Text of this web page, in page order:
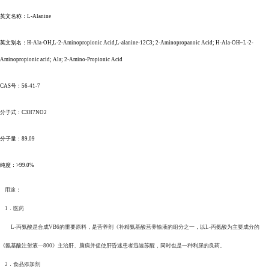
英文名称：L-Alanine
英文别名：H-Ala-OH,L-2-Aminopropionic Acid,L-alanine-12C3; 2-Aminopropanoic Acid; H-Ala-OH~L-2-
Aminopropionic acid; Ala; 2-Amino-Propionic Acid
CAS号：56-41-7
分子式：C3H7NO2
分子量：89.09
纯度：>99.0%
用途：
1．医药
L-丙氨酸是合成VB6的重要原料，是营养剂《补精氨基酸营养输液的组分之一，以L-丙氨酸为主要成分的
《氨基酸注射液—800》主治肝、脑病并促使肝昏迷患者迅速苏醒，同时也是一种利尿的良药。
2．食品添加剂